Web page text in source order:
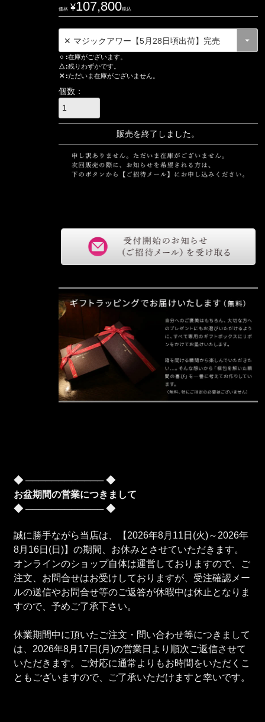
価格 ¥107,800税込
○
在庫がございます。
△ 残りわずかです。
✕ ただいま在庫がございません。
販売を終了しました。
◆ ──────────── ◆
お盆期間の営業につきまして
◆ ──────────── ◆
誠に勝手ながら当店は、【2026年8月11日(火)～2026年
8月16日(日)】の期間、お休みとさせていただきます。
オンラインのショップ自体は運営しておりますので、ご
注文、お問合せはお受けしておりますが、受注確認メー
ルの送信やお問合せ等のご返答が休暇中は休止となりま
すので、予めご了承下さい。
休業期間中に頂いたご注文・問い合わせ等につきまして
は、2026年8月17日(月)の営業日より順次ご返信させて
いただきます。ご対応に通常よりもお時間をいただくこ
ともございますので、ご了承いただけますと幸いです。